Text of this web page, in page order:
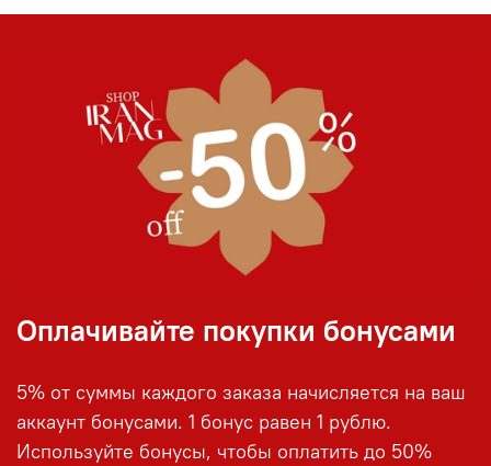
Оплачивайте покупки бонусами
5% от суммы каждого заказа начисляется на ваш
аккаунт бонусами. 1 бонус равен 1 рублю.
Используйте бонусы, чтобы оплатить до 50%